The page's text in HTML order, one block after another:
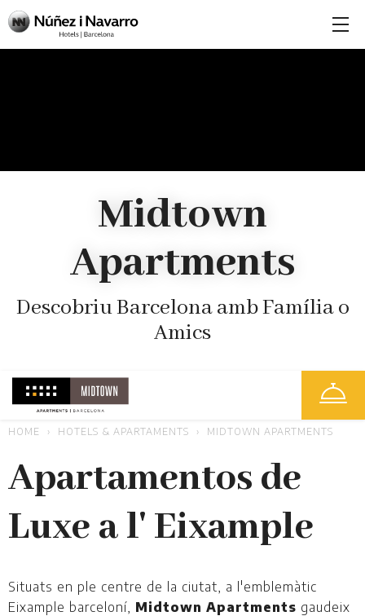
Midtown
Apartments
Descobriu Barcelona amb Família o
Amics
HOME HOTELS & APARTAMENTS MIDTOWN APARTMENTS
Apartamentos de
Luxe a l' Eixample
Situats en ple centre de la ciutat, a l'emblemàtic
Eixample barceloní, Midtown Apartments gaudeix